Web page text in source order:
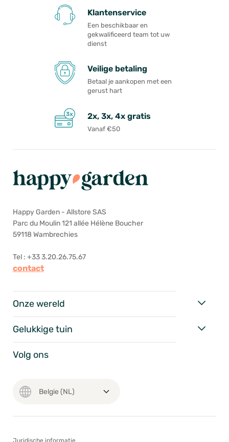
Klantenservice
Een beschikbaar en
gekwalificeerd team tot uw
dienst
Veilige betaling
Betaal je aankopen met een
gerust hart
2x, 3x, 4x gratis
Vanaf €50
Happy Garden - Allstore SAS
Parc du Moulin 121 allée Hélène Boucher
59118 Wambrechies
Tel : +33 3.20.26.75.67
contact
Onze wereld
Gelukkige tuin
Volg ons
Juridische informatie